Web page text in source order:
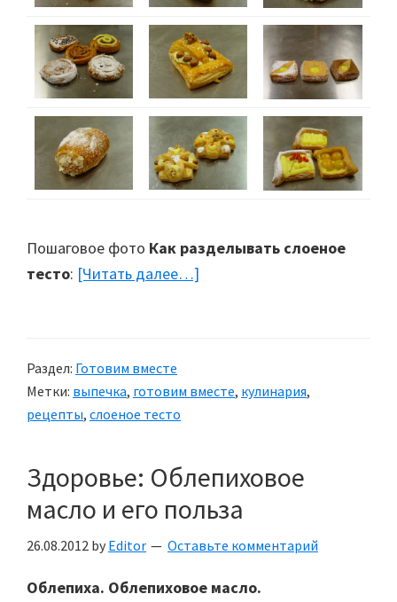
Пошаговое фото Как разделывать слоеное
тесто: [Читать далее…]
Раздел: Готовим вместе
Метки: выпечка, готовим вместе, кулинария,
рецепты, слоеное тесто
Здоровье: Облепиховое
масло и его польза
26.08.2012 by Editor Оставьте комментарий
Облепиха. Облепиховое масло.